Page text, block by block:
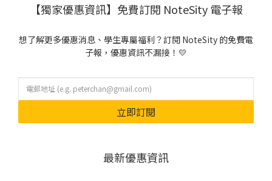
【獨家優惠資訊】免費訂閱 NoteSity 電子報
想了解更多優惠消息、學生專屬福利？訂閱 NoteSity 的免費電
子報，優惠資訊不漏接！💛
立即訂閱
最新優惠資訊